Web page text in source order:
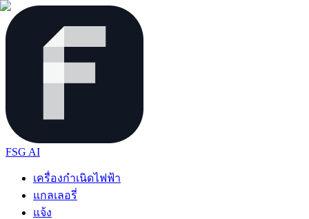
FSG AI
เครื่องกำเนิดไฟฟ้า
แกลเลอรี่
แจ้ง